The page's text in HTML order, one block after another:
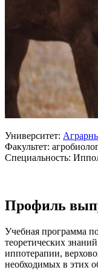
Университет:
Факультет:
Специальность:
Профиль
Учебная программа
теоретических
иппотерапии,
необходимых в этих